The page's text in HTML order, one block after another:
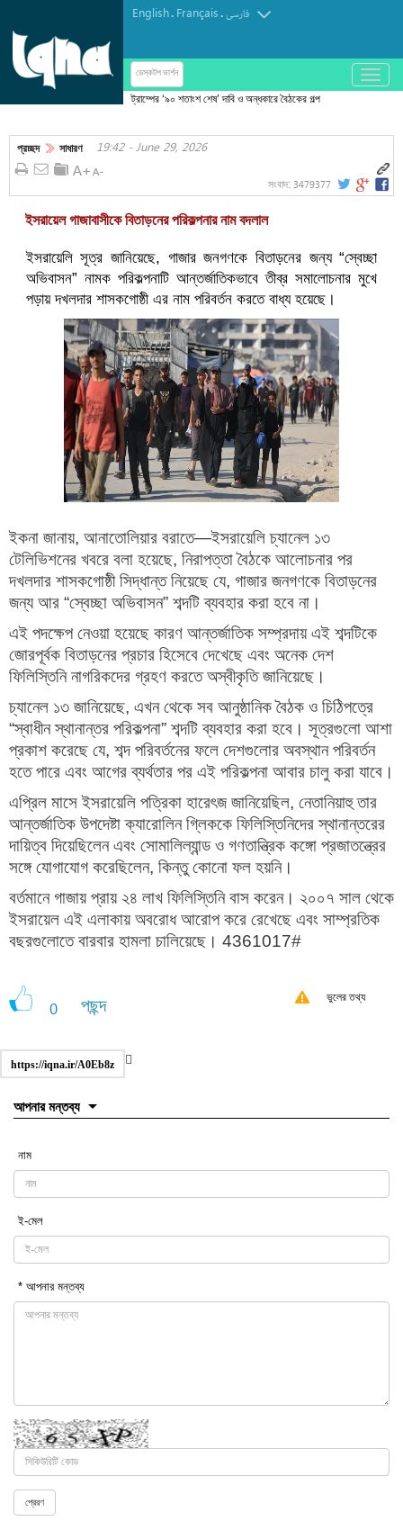
English. Français.فارسی
ডেস্কটপ ভার্শন
باز
و
کردن
ট্রাম্পের ‘৯০ শতাংশ শেষ’ দাবি ও অন্ধকারে বৈঠকের গল্প
প্রচ্ছদ সাধারণ 19:42 - June 29, 2026
সংবাদ: 3479377
ইসরায়েল গাজাবাসীকে বিতাড়নের পরিকল্পনার নাম বদলাল
ইসরায়েলি সূত্র জানিয়েছে, গাজার জনগণকে বিতাড়নের জন্য “স্বেচ্ছা
অভিবাসন” নামক পরিকল্পনাটি আন্তর্জাতিকভাবে তীব্র সমালোচনার মুখে
পড়ায় দখলদার শাসকগোষ্ঠী এর নাম পরিবর্তন করতে বাধ্য হয়েছে।
ইকনা জানায়, আনাতোলিয়ার বরাতে—ইসরায়েলি চ্যানেল ১৩
টেলিভিশনের খবরে বলা হয়েছে, নিরাপত্তা বৈঠকে আলোচনার পর
দখলদার শাসকগোষ্ঠী সিদ্ধান্ত নিয়েছে যে, গাজার জনগণকে বিতাড়নের
জন্য আর “স্বেচ্ছা অভিবাসন” শব্দটি ব্যবহার করা হবে না।
এই পদক্ষেপ নেওয়া হয়েছে কারণ আন্তর্জাতিক সম্প্রদায় এই শব্দটিকে
জোরপূর্বক বিতাড়নের প্রচার হিসেবে দেখেছে এবং অনেক দেশ
ফিলিস্তিনি নাগরিকদের গ্রহণ করতে অস্বীকৃতি জানিয়েছে।
চ্যানেল ১৩ জানিয়েছে, এখন থেকে সব আনুষ্ঠানিক বৈঠক ও চিঠিপত্রে
“স্বাধীন স্থানান্তর পরিকল্পনা” শব্দটি ব্যবহার করা হবে। সূত্রগুলো আশা
প্রকাশ করেছে যে, শব্দ পরিবর্তনের ফলে দেশগুলোর অবস্থান পরিবর্তন
হতে পারে এবং আগের ব্যর্থতার পর এই পরিকল্পনা আবার চালু করা যাবে।
এপ্রিল মাসে ইসরায়েলি পত্রিকা হারেৎজ জানিয়েছিল, নেতানিয়াহু তার
আন্তর্জাতিক উপদেষ্টা ক্যারোলিন গ্লিককে ফিলিস্তিনিদের স্থানান্তরের
দায়িত্ব দিয়েছিলেন এবং সোমালিল্যান্ড ও গণতান্ত্রিক কঙ্গো প্রজাতন্ত্রের
সঙ্গে যোগাযোগ করেছিলেন, কিন্তু কোনো ফল হয়নি।
বর্তমানে গাজায় প্রায় ২৪ লাখ ফিলিস্তিনি বাস করেন। ২০০৭ সাল থেকে
ইসরায়েল এই এলাকায় অবরোধ আরোপ করে রেখেছে এবং সাম্প্রতিক
বছরগুলোতে বারবার হামলা চালিয়েছে। 4361017#
0 পছন্দ ভুলের তথ্য
https://iqna.ir/A0Eb8z
আপনার মন্তব্য
নাম
ই-মেল
* আপনার মন্তব্য